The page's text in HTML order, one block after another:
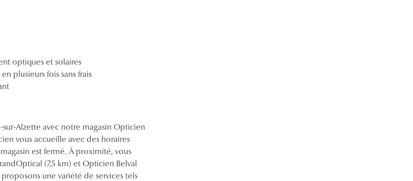
optiques et solaires
plusieurs fois sans frais
Alzette avec notre magasin Opticien
vous accueille avec des horaires
est fermé. À proximité, vous
(7,5 km) et Opticien Belval
une variété de services tels